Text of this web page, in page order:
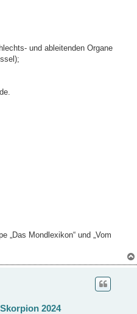
und ableitenden Organe
„Das Mondlexikon“ und „Vom
2024